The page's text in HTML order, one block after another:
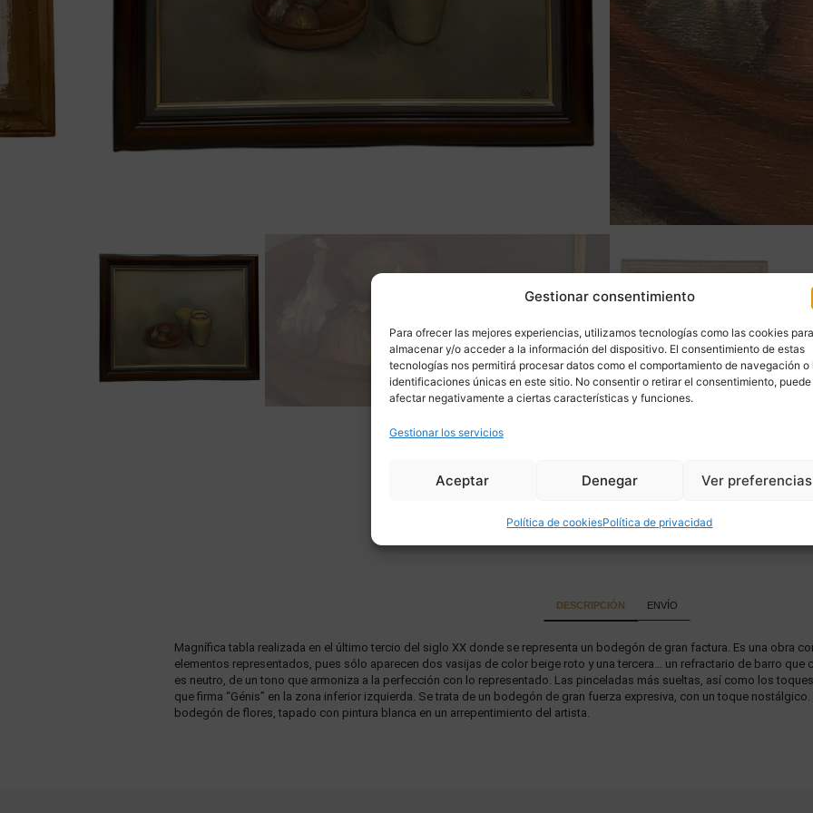
Gestionar consentimiento
Para ofrecer las mejores experiencias, utilizamos tecnologías como las cookies para
almacenar y/o acceder a la información del dispositivo. El consentimiento de estas
tecnologías nos permitirá procesar datos como el comportamiento de navegación o
identificaciones únicas en este sitio. No consentir o retirar el consentimiento, puede
afectar negativamente a ciertas características y funciones.
Gestionar los servicios
Aceptar Denegar Ver preferencias
Política de cookiesPolítica de privacidad
DESCRIPCIÓN ENVÍO
Magnífica tabla realizada en el último tercio del siglo XX donde se representa un bodegón de gran factura. Es una obra
elementos representados, pues sólo aparecen dos vasijas de color beige roto y una tercera… un refractario de barro que
es neutro, de un tono que armoniza a la perfección con lo representado. Las pinceladas más sueltas, así como los
que firma “Génis” en la zona inferior izquierda. Se trata de un bodegón de gran fuerza expresiva, con un toque
bodegón de flores, tapado con pintura blanca en un arrepentimiento del artista.